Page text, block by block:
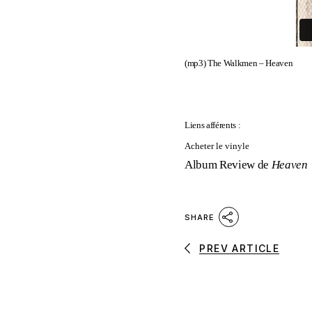
(mp3)The Walkmen – Heaven
Liens afférents :
Acheter le vinyle
Album Review de Heaven
SHARE
PREV ARTICLE